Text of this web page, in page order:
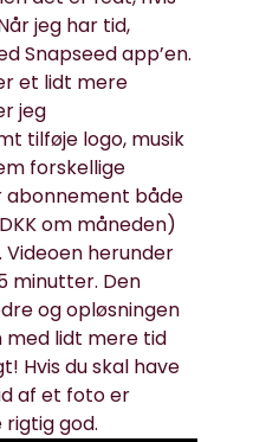
jeg har tid,
Snapseedapp’en.
et lidt mere
jeg
tilføje logo, musik
forskellige
abonnement både
om måneden)
herunder
minutter. Den
og opløsningen
med lidt mere tid
Hvis du skal have
af et foto er
rigtig god.